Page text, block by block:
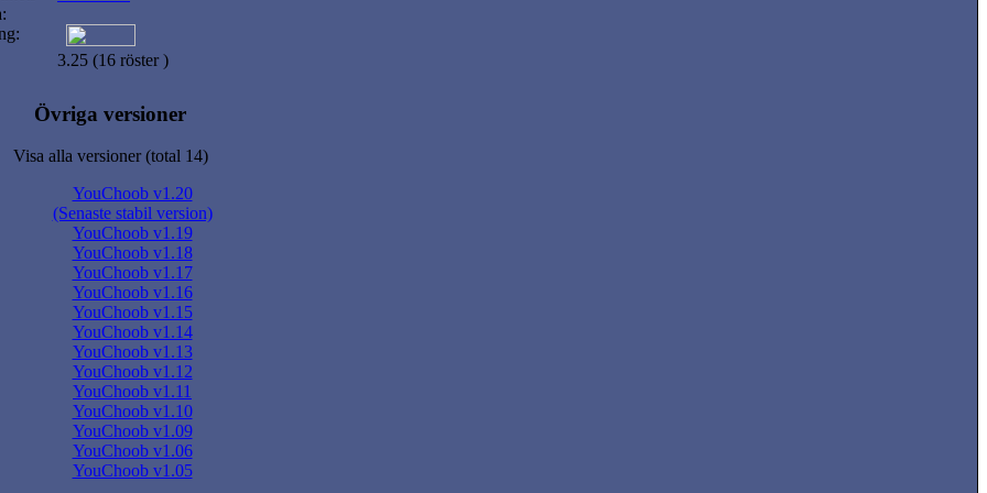
3.25 (16 röster )
Övriga versioner
Visa alla versioner (total 14)
YouChoob v1.20
(Senaste stabil version)
YouChoob v1.19
YouChoob v1.18
YouChoob v1.17
YouChoob v1.16
YouChoob v1.15
YouChoob v1.14
YouChoob v1.13
YouChoob v1.12
YouChoob v1.11
YouChoob v1.10
YouChoob v1.09
YouChoob v1.06
YouChoob v1.05